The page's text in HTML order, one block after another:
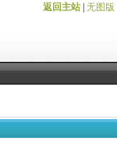
返回主站| 无图版